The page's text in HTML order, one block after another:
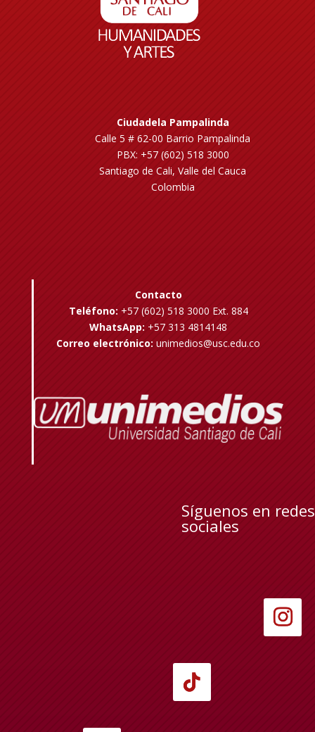
Ciudadela Pampalinda
Calle 5 # 62-00 Barrio Pampalinda
PBX: +57 (602) 518 3000
Santiago de Cali, Valle del Cauca
Colombia
Contacto
Teléfono: +57 (602) 518 3000 Ext. 884
WhatsApp: +57 313 4814148
Correo electrónico: unimedios@usc.edu.co
Síguenos en redes
sociales